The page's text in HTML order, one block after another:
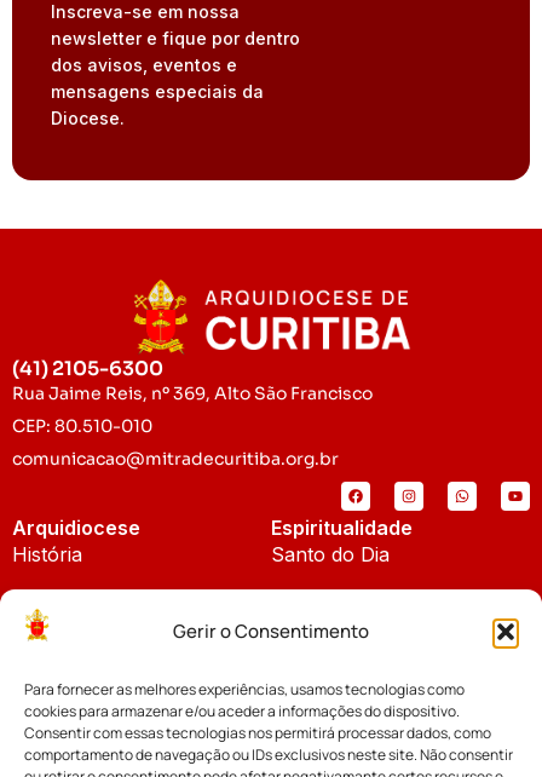
Gerir o Consentimento
Para fornecer as melhores experiências, usamos tecnologias como
cookies para armazenar e/ou aceder a informações do dispositivo.
Consentir com essas tecnologias nos permitirá processar dados, como
comportamento de navegação ou IDs exclusivos neste site. Não consentir
Inscreva-se em nossa
newsletter e fique por dentro
dos avisos, eventos e
mensagens especiais da
Diocese.
(41) 2105-6300
Rua Jaime Reis, nº 369, Alto São Francisco
CEP: 80.510-010
comunicacao@mitradecuritiba.org.br
Arquidiocese
História
Padroeira
Espiritualidade
Santo do Dia
Notícias
Notícias da Arquidiocese
Cúria Diocesana
Fundo Diocesano